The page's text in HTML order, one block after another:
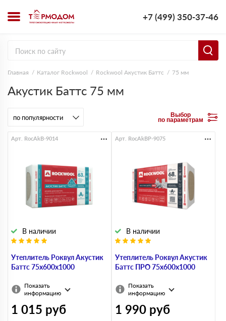
+7 (499) 350-37-46
Главная Каталог Rockwool Rockwool Акустик Баттс 75 мм
Акустик Баттс 75 мм
Выбор
по параметрам
Утеплитель Роквул Акустик
Баттс 75х600х1000
В наличии
Арт. RocAkB-9014
Показать
информацию
1 015 руб
Утеплитель Роквул Акустик
Баттс ПРО 75х600х1000
В наличии
Арт. RocAkBP-9075
Показать
информацию
1 990 руб